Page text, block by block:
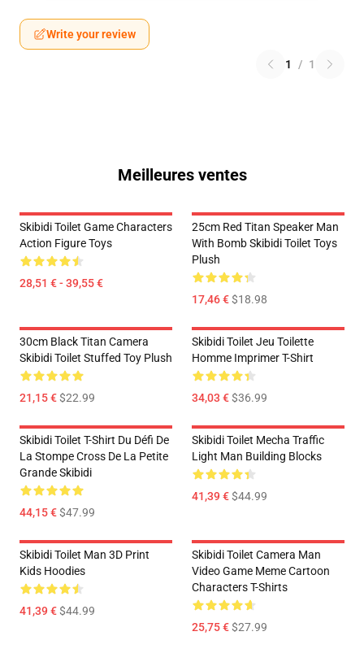
Write your review
1 / 1
Meilleures ventes
Skibidi Toilet Game Characters
Action Figure Toys
28,51 € - 39,55 €
25cm Red Titan Speaker Man
With Bomb Skibidi Toilet Toys
Plush
17,46 €$18.98
30cm Black Titan Camera
Skibidi Toilet Stuffed Toy Plush
21,15 €$22.99
Skibidi Toilet Jeu Toilette
Homme Imprimer T-Shirt
34,03 €$36.99
Skibidi Toilet T-Shirt Du Défi De
La Stompe Cross De La Petite
Grande Skibidi
44,15 €$47.99
Skibidi Toilet Mecha Traffic
Light Man Building Blocks
41,39 €$44.99
Skibidi Toilet Man 3D Print
Kids Hoodies
41,39 €$44.99
Skibidi Toilet Camera Man
Video Game Meme Cartoon
Characters T-Shirts
25,75 €$27.99